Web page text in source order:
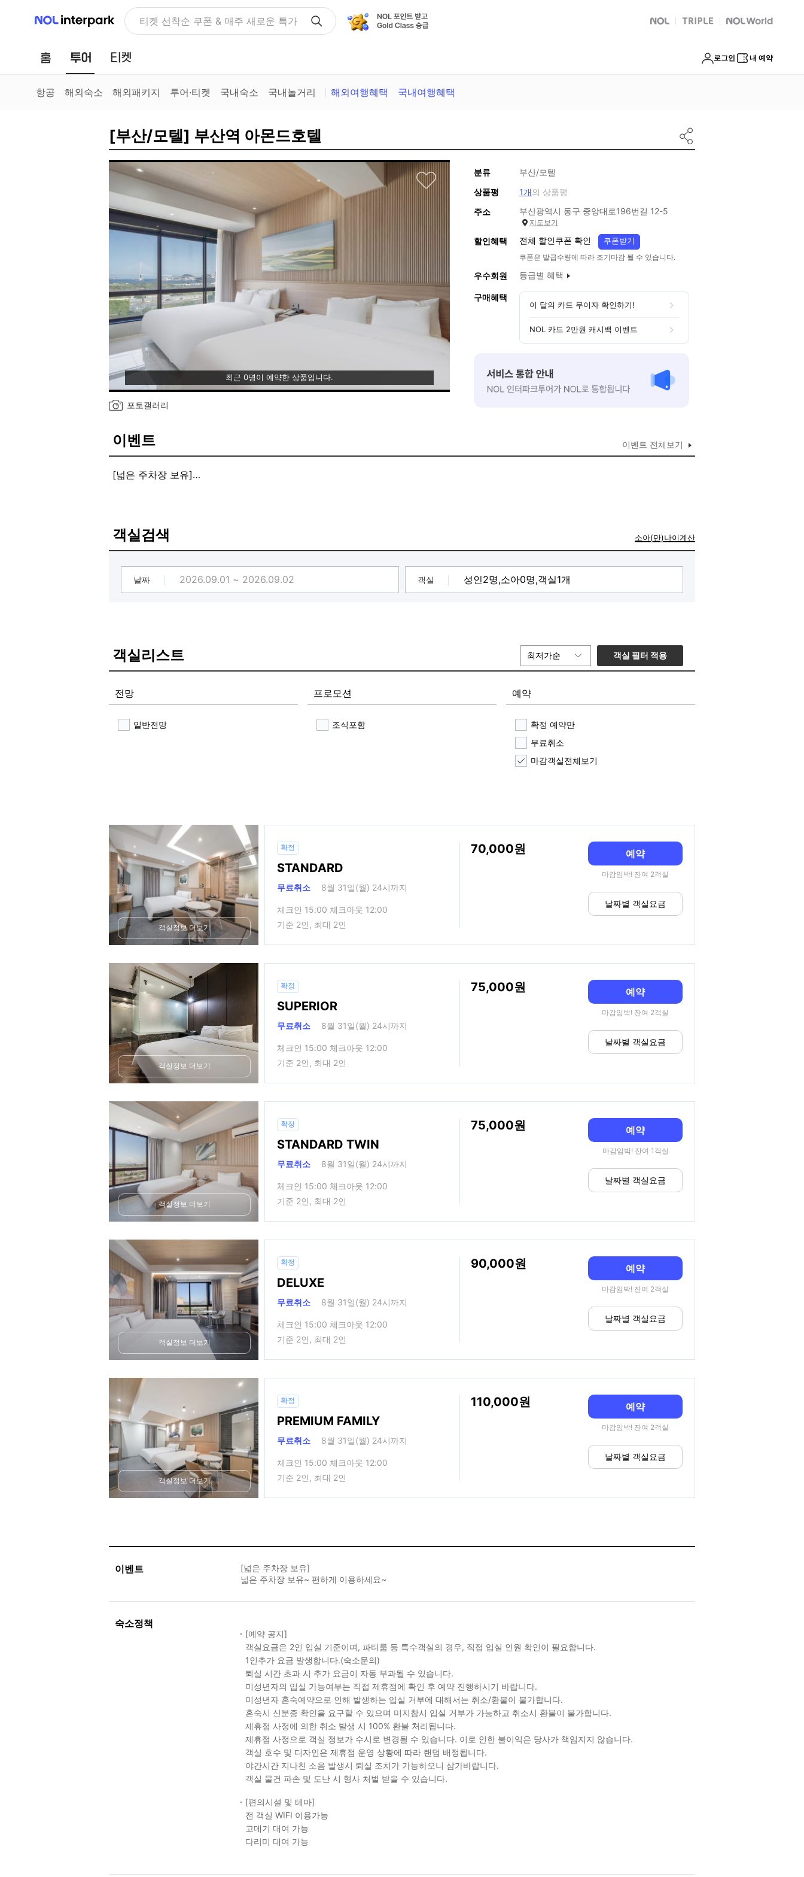
NOL 인터파크 티켓 선착순 쿠폰 & 매주 새로운 특가 NOL 트리플 Global Interpark
홈 투어 로그인 내 예약
항공 해외숙소 해외패키지 투어·티켓 국내숙소 국내놀거리 해외여행혜택 국내여행혜택
[부산/모텔] 부산역 아몬드호텔
최근 0명이 예약한 상품입니다.
포토갤러리
분류
부산/모텔
상품평
1개의 상품평
주소
부산광역시 동구 중앙대로196번길 12-5
지도보기
할인혜택 전체 할인쿠폰 확인 쿠폰받기
쿠폰은 발급수량에 따라 조기마감 될 수 있습니다.
우수회원 등급별 혜택
구매혜택
이 달의 카드 무이자 확인하기!
NOL 카드 2만원 캐시백 이벤트
이벤트 이벤트 전체보기
[넓은 주차장 보유]
객실검색 소아(만)나이계산
날짜 객실
객실리스트 최저가순 객실 필터 적용
전망
일반전망
프로모션
조식포함
예약
확정 예약만
무료취소
마감객실전체보기
객실정보 더보기
확정
STANDARD
무료취소 8월 31일(월) 24시까지
체크인 15:00 체크아웃 12:00
기준 2인, 최대 2인
70,000 예약
마감임박! 잔여 2객실
날짜별 객실요금
객실정보 더보기
확정
SUPERIOR
무료취소 8월 31일(월) 24시까지
체크인 15:00 체크아웃 12:00
기준 2인, 최대 2인
75,000 예약
마감임박! 잔여 2객실
날짜별 객실요금
객실정보 더보기
확정
STANDARD TWIN
무료취소 8월 31일(월) 24시까지
체크인 15:00 체크아웃 12:00
기준 2인, 최대 2인
75,000 예약
마감임박! 잔여 1객실
날짜별 객실요금
객실정보 더보기
확정
DELUXE
무료취소 8월 31일(월) 24시까지
체크인 15:00 체크아웃 12:00
기준 2인, 최대 2인
90,000 예약
마감임박! 잔여 2객실
날짜별 객실요금
객실정보 더보기
확정
PREMIUM FAMILY
무료취소 8월 31일(월) 24시까지
체크인 15:00 체크아웃 12:00
기준 2인, 최대 2인
110,000 예약
마감임박! 잔여 2객실
날짜별 객실요금
이벤트
[넓은 주차장 보유]
넓은 주차장 보유~ 편하게 이용하세요~
숙소정책
[예약 공지]
객실요금은 2인 입실 기준이며, 파티룸 등 특수객실의 경우, 직접 입실 인원 확인이 필요합니다.
1인추가 요금 발생합니다.(숙소문의)
퇴실 시간 초과 시 추가 요금이 자동 부과될 수 있습니다.
미성년자의 입실 가능여부는 직접 제휴점에 확인 후 예약 진행하시기 바랍니다.
미성년자 혼숙예약으로 인해 발생하는 입실 거부에 대해서는 취소/환불이 불가합니다.
혼숙시 신분증 확인을 요구할 수 있으며 미지참시 입실 거부가 가능하고 취소시 환불이 불가합니다.
제휴점 사정에 의한 취소 발생 시 100% 환불 처리됩니다.
제휴점 사정으로 객실 정보가 수시로 변경될 수 있습니다. 이로 인한 불이익은 당사가 책임지지 않습니다.
객실 호수 및 디자인은 제휴점 운영 상황에 따라 랜덤 배정됩니다.
야간시간 지나친 소음 발생시 퇴실 조치가 가능하오니 삼가바랍니다.
객실 물건 파손 및 도난 시 형사 처벌 받을 수 있습니다.
[편의시설 및 테마]
전 객실 WIFI 이용가능
고데기 대여 가능
다리미 대여 가능